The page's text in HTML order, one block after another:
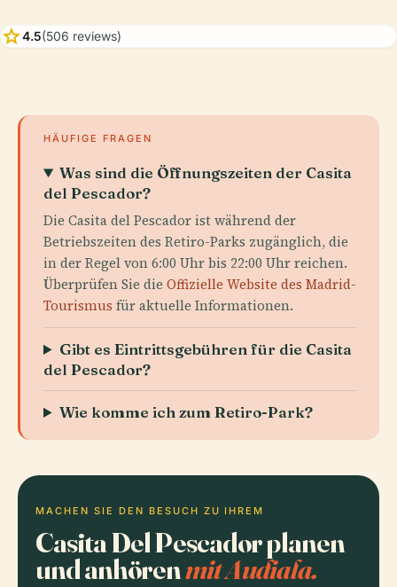
star4.5(506 reviews)
HÄUFIGE FRAGEN
Was sind die Öffnungszeiten der Casita
del Pescador?
Die Casita del Pescador ist während der
Betriebszeiten des Retiro-Parks zugänglich, die
in der Regel von 6:00 Uhr bis 22:00 Uhr reichen.
Überprüfen Sie die Offizielle Website des Madrid-
Tourismus für aktuelle Informationen.
Gibt es Eintrittsgebühren für die Casita
del Pescador?
Wie komme ich zum Retiro-Park?
MACHEN SIE DEN BESUCH ZU IHREM
Casita Del Pescador planen
und anhörenmit Audiala.